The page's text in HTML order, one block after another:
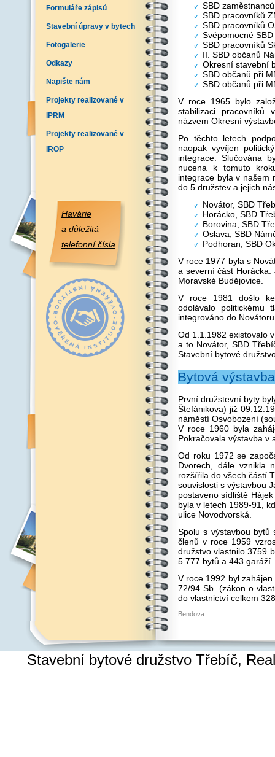
Formuláře zápisů
Stavební úpravy v bytech
Fotogalerie
Odkazy
Napište nám
Projekty realizované v
IPRM
Projekty realizované v
IROP
Havárie
a důležitá
telefonní čísla
SBD
SBD pracovníků
SBD pracovníků
Svépomocné
SBD pracovníků
II. SBD občanů
Okresní stavební
SBD občanů při
SBD občanů při
V roce 1965 bylo
stabilizaci pracovníků
názvem Okresní
Po těchto letech
naopak vyvíjen
integrace. Slučována
nucena k tomuto
integrace byla v našem
do 5 družstev a jejich
Novátor, SBD
Horácko, SBD
Borovina, SBD
Oslava, SBD
Podhoran, SBD
V roce 1977 byla s
a severní část
Moravské Budějovice.
V roce 1981 došlo
odolávalo politickému
integrováno do
Od 1.1.1982 existovalo
a to Novátor, SBD
Stavební bytové
Bytová výstavba
První družstevní byty
Štefánikova) již
náměstí Osvobození
V roce 1960 byla
Pokračovala výstavba v
Od roku 1972 se
Dvorech, dále vznikla
rozšířila do všech částí
souvislosti s výstavbou
postaveno sídliště
byla v letech 1989-91,
ulice Novodvorská.
Spolu s výstavbou bytů
členů v roce 1959
družstvo vlastnilo 3759
5 777 bytů a 443 garáží.
V roce 1992 byl
72/94 Sb. (zákon o
do vlastnictví celkem
Bendova
Stavební bytové družstvo Třebíč,